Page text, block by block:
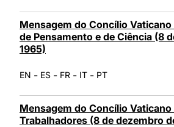
Mensagem do Concílio Vaticano
de Pensamento e de Ciência (8
1965)
EN - ES - FR - IT - PT
Mensagem do Concílio Vaticano
Trabalhadores (8 de dezembro